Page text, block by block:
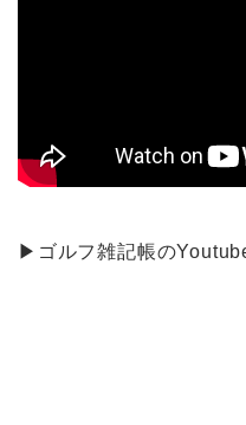
▶ゴルフ雑記帳の